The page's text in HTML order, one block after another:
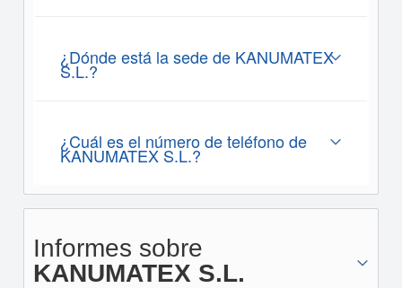
¿Dónde está la sede de KANUMATEX
S.L.?
¿Cuál es el número de teléfono de
KANUMATEX S.L.?
Informes sobre
KANUMATEX S.L.